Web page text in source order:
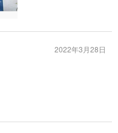
2022年3月28日